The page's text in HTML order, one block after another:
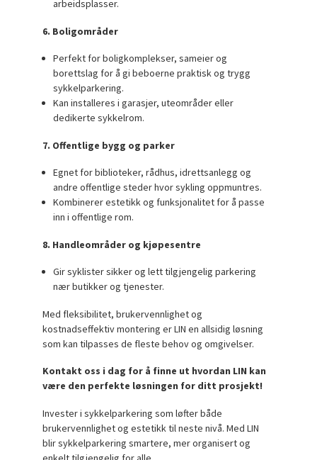
arbeidsplasser.
6. Boligområder
Perfekt for boligkomplekser, sameier og
borettslag for å gi beboerne praktisk og trygg
sykkelparkering.
Kan installeres i garasjer, uteområder eller
dedikerte sykkelrom.
7. Offentlige bygg og parker
Egnet for biblioteker, rådhus, idrettsanlegg og
andre offentlige steder hvor sykling oppmuntres.
Kombinerer estetikk og funksjonalitet for å passe
inn i offentlige rom.
8. Handleområder og kjøpesentre
Gir syklister sikker og lett tilgjengelig parkering
nær butikker og tjenester.
Med fleksibilitet, brukervennlighet og
kostnadseffektiv montering er LIN en allsidig løsning
som kan tilpasses de fleste behov og omgivelser.
Kontakt oss i dag for å finne ut hvordan LIN kan
være den perfekte løsningen for ditt prosjekt!
Invester i sykkelparkering som løfter både
brukervennlighet og estetikk til neste nivå. Med LIN
blir sykkelparkering smartere, mer organisert og